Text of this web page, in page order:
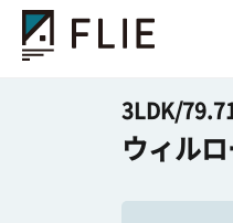
3LDK/
ウィル